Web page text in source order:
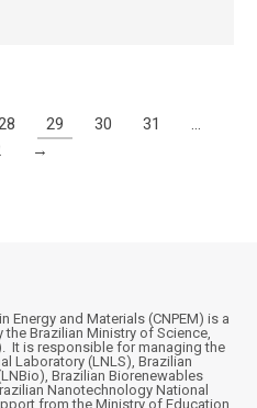
29 30 31
…
→
Energy and Materials (CNPEM) is a
Brazilian Ministry of Science,
It is responsible for managing the
Laboratory (LNLS), Brazilian
Brazilian Biorenewables
Nanotechnology National
from the Ministry of Education